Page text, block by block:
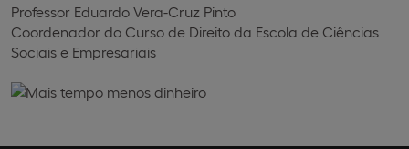
Professor Eduardo Vera-Cruz Pinto
Coordenador do Curso de Direito da Escola de Ciências
Sociais e Empresariais